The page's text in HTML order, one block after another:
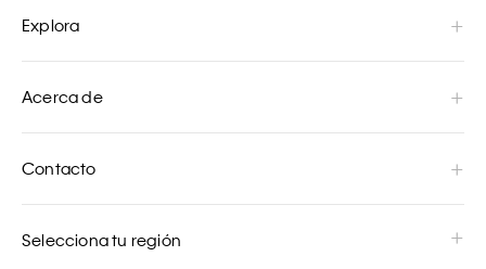
Explora
Acerca de
Contacto
Selecciona tu región